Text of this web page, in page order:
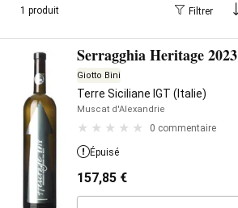
1 produit Filtrer
Serragghia Heritage 2023
Giotto Bini
Terre Siciliane IGT (Italie)
Muscat d'Alexandrie
0 commentaire
Épuisé
157,85 €